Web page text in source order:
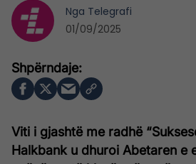
Viti i gjashtë me radhë
Halkbank u dhuroi Abetaren e
Nga Telegrafi
01/09/2025